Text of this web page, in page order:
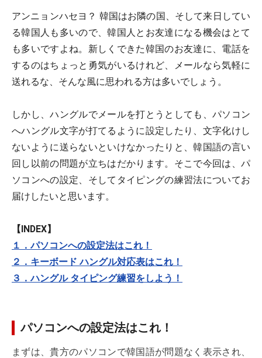
アンニョンハセヨ？ 韓国はお隣の国、そして来日してい
る韓国人も多いので、韓国人とお友達になる機会はとて
も多いですよね。新しくできた韓国のお友達に、電話を
するのはちょっと勇気がいるけれど、メールなら気軽に
送れるな、そんな風に思われる方は多いでしょう。
しかし、ハングルでメールを打とうとしても、パソコン
へハングル文字が打てるように設定したり、文字化けし
ないように送らないといけなかったりと、韓国語の言い
回し以前の問題が立ちはだかります。そこで今回は、パ
ソコンへの設定、そしてタイピングの練習法についてお
届けしたいと思います。
【INDEX】
１．パソコンへの設定法はこれ！
２．キーボード ハングル対応表はこれ！
３．ハングル タイピング練習をしよう！
パソコンへの設定法はこれ！
まずは、貴方のパソコンで韓国語が問題なく表示され、